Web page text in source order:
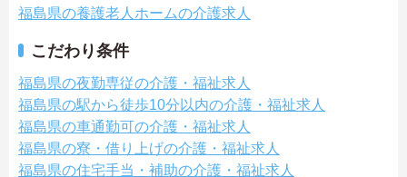
福島県の養護老人ホームの介護求人
こだわり条件
福島県の夜勤専従の介護・福祉求人
福島県の駅から徒歩10分以内の介護・福祉求人
福島県の車通勤可の介護・福祉求人
福島県の寮・借り上げの介護・福祉求人
福島県の住宅手当・補助の介護・福祉求人